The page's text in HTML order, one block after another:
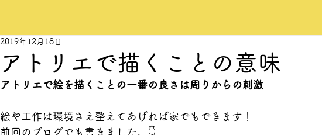
アトリエで描くことの意味
2019年12月18日
アトリエで絵を描くことの一番の良さは周りからの刺激
絵や工作は環境さえ整えてあげれば家でもできます！
前回のブログでも書きました。👇